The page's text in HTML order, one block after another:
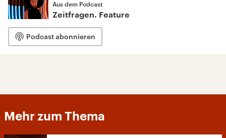
Aus dem Podcast
Zeitfragen. Feature
Podcast abonnieren
Mehr zum Thema